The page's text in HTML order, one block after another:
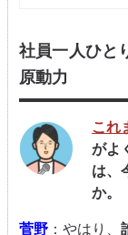
社員一人ひと
原動力
これ
がよ
は、
か。
菅野 ：やはり、